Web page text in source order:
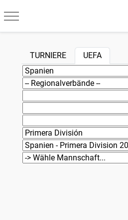
Mobile Menu Toggle
TURNIERE UEFA